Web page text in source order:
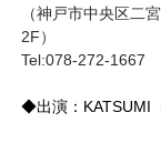
（神戸市中央区二
2F）
Tel:078-272-1667
◆出演：KATSUMI